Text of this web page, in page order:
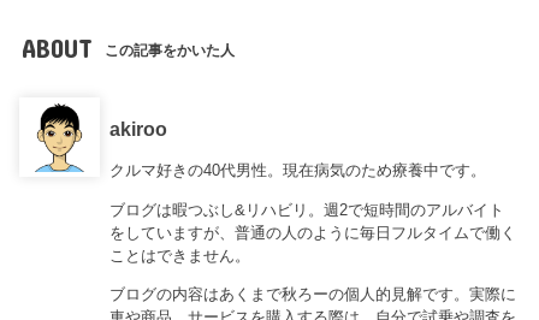
ABOUT この記事をかいた人
akiroo
クルマ好きの40代男性。現在病気のため療養中です。
ブログは暇つぶし&リハビリ。週2で短時間のアルバイト
をしていますが、普通の人のように毎日フルタイムで働く
ことはできません。
ブログの内容はあくまで秋ろーの個人的見解です。実際に